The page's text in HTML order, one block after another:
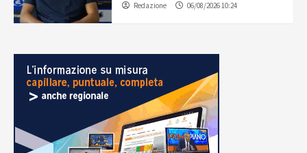
Redazione 06/08/2026 10:24